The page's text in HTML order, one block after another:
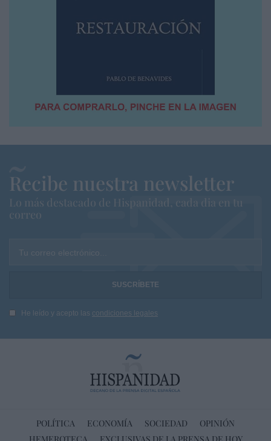
Recibe nuestra newsletter
Lo más destacado de Hispanidad, cada dia en tu
correo
Tu correo electrónico...
He leído y acepto las condiciones legales
POLÍTICA ECONOMÍA SOCIEDAD
OPINIÓN
HEMEROTECA
EXCLUSIVAS DE LA PRENSA DE HOY